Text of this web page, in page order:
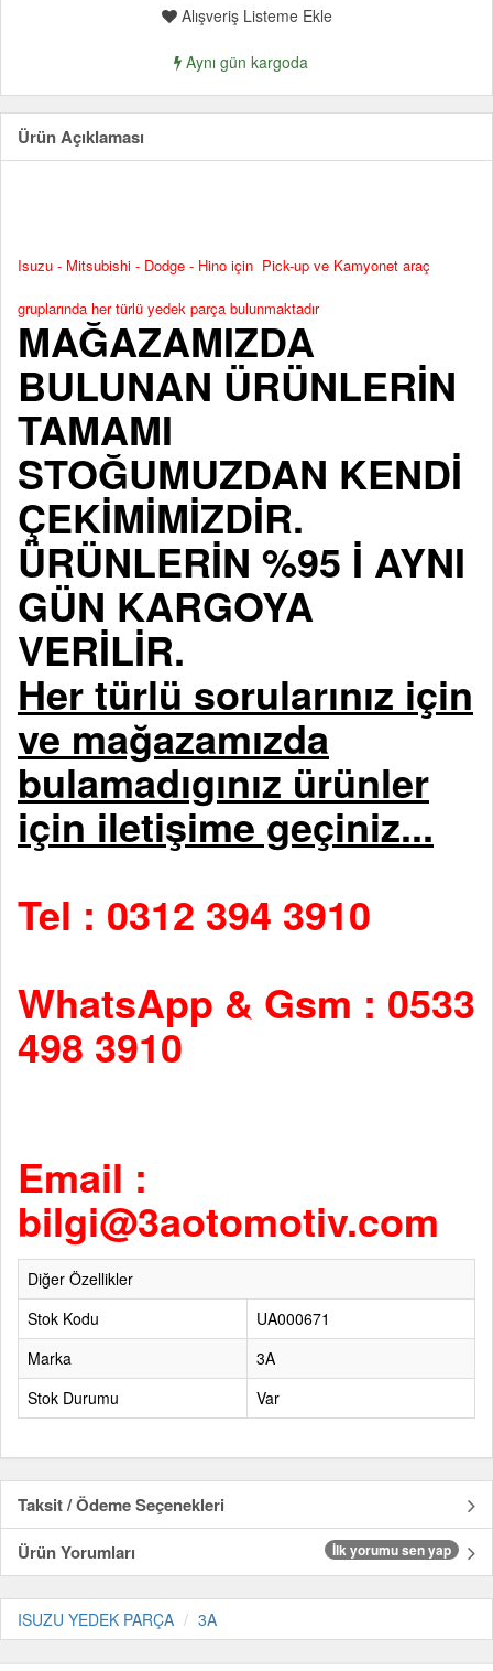
Alışveriş Listeme Ekle
Aynı gün kargoda
Ürün Açıklaması
Isuzu - Mitsubishi - Dodge - Hino için Pick-up ve Kamyonet araç
gruplarında her türlü yedek parça bulunmaktadır
MAĞAZAMIZDA
BULUNAN ÜRÜNLERİN
TAMAMI
STOĞUMUZDAN KENDİ
ÇEKİMİMİZDİR.
ÜRÜNLERİN %95 İ AYNI
GÜN KARGOYA
VERİLİR.
Her türlü sorularınız için
ve mağazamızda
bulamadıgınız ürünler
için iletişime geçiniz...
Tel : 0312 394 3910
WhatsApp & Gsm : 0533
498 3910
Email :
bilgi@3aotomotiv.com
Diğer Özellikler
Stok Kodu
UA000671
Marka
3A
Stok Durumu
Var
Taksit / Ödeme Seçenekleri
Ürün Yorumları
İlk yorumu sen yap
ISUZU YEDEK PARÇA 3A